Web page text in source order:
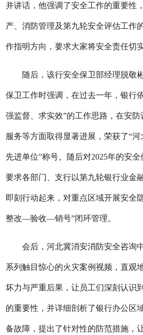
并讲话，他强调了安全工作的重要性
产、消防管理及第九轮安全评估工作
作指明方向，要求大家将安全责任切
随后，该行安全保卫部经理脱敬
保卫工作时强调，在过去一年，银行
强监督、求实效”的工作思路，在安
服务等方面取得显著进展，荣获了“
先进单位”称号。随后对2025年的安全
要求各部门、支行以第九轮银行业金
即刻行动起来， 对重点区域开展安全
整改—验收—销号”闭环管理。
会后，河北冀消安消防安全咨询
系列触目惊心的火灾案例视频，直观
坏力与严重后果，让员工们深刻认识
的重要性，并详细剖析了银行办公区
备故障，提出了针对性的防范措施，